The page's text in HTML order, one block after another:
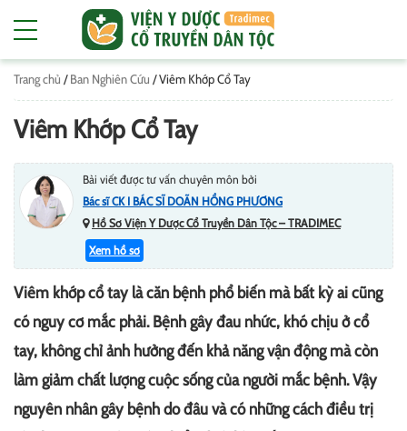
Trang chủ /Ban Nghiên Cứu /Viêm Khớp Cổ Tay
Viêm Khớp Cổ Tay
Bài viết được tư vấn chuyên môn bởi
Bác sĩ CK I BÁC SĨ DOÃN HỒNG PHƯƠNG
Hồ Sơ Viện Y Dược Cổ Truyền Dân Tộc – TRADIMEC
Xem hồ sơ
Viêm khớp cổ tay là căn bệnh phổ biến mà bất kỳ ai cũng
có nguy cơ mắc phải. Bệnh gây đau nhức, khó chịu ở cổ
tay, không chỉ ảnh hưởng đến khả năng vận động mà còn
làm giảm chất lượng cuộc sống của người mắc bệnh. Vậy
nguyên nhân gây bệnh do đâu và có những cách điều trị